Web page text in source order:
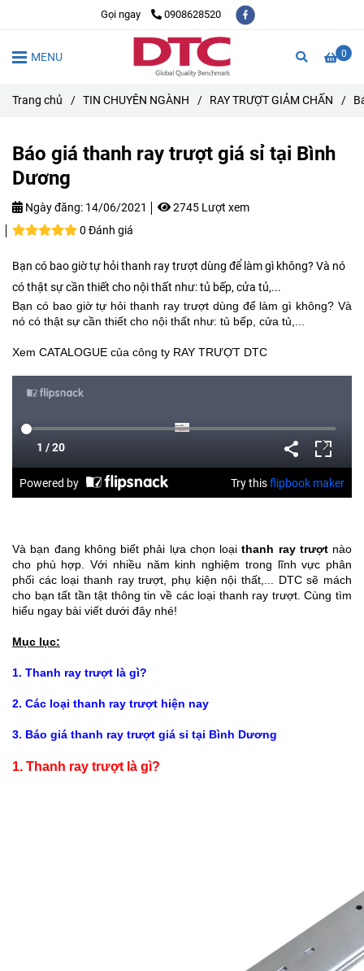
Gọi ngay 0908628520
0
MENU
Trang chủ / TIN CHUYÊN NGÀNH / RAY TRƯỢT GIẢM CHẤN /
Báo giá thanh ray trượt giá sỉ tại Bình
Dương
Ngày đăng: 14/06/2021
2745 Lượt xem
0 Đánh giá
Bạn có bao giờ tự hỏi thanh ray trượt dùng để làm gì không? Và nó
có thật sự cần thiết cho nội thất như: tủ bếp, cửa tủ,...
Bạn có bao giờ tự hỏi thanh ray trượt dùng để làm gì không? Và
nó có thật sự cần thiết cho nội thất như: tủ bếp, cửa tủ,...
Xem CATALOGUE của công ty RAY TRƯỢT DTC
Và bạn đang không biết phải lựa chọn loại thanh ray trượt nào
cho phù hợp. Với nhiều năm kinh nghiệm trong lĩnh vực phân
phối các loại thanh ray trượt, phụ kiện nội thất,... DTC sẽ mách
cho bạn tất tần tật thông tin về các loại thanh ray trượt. Cùng tìm
hiểu ngay bài viết dưới đây nhé!
Mục lục:
1. Thanh ray trượt là gì?
2. Các loại thanh ray trượt hiện nay
3. Báo giá thanh ray trượt giá sỉ tại Bình Dương
1. Thanh ray trượt là gì?